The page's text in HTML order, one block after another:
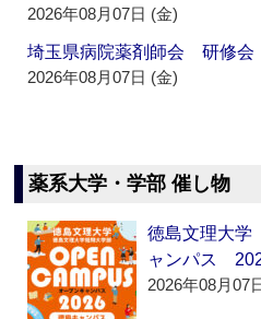
2026年08月07日 (金)
埼玉県病院薬剤師会 研修
2026年08月07日 (金)
薬系大学・学部 催し物
徳島文理大
ャンパス
2026年08月07